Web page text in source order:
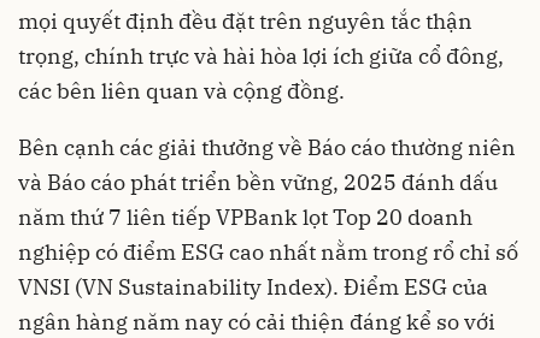
mọi quyết định đều đặt trên nguyên tắc thận
trọng, chính trực và hài hòa lợi ích giữa cổ đông,
các bên liên quan và cộng đồng.
Bên cạnh các giải thưởng về Báo cáo thường niên
và Báo cáo phát triển bền vững, 2025 đánh dấu
năm thứ 7 liên tiếp VPBank lọt Top 20 doanh
nghiệp có điểm ESG cao nhất nằm trong rổ chỉ số
VNSI (VN Sustainability Index). Điểm ESG của
ngân hàng năm nay có cải thiện đáng kể so với